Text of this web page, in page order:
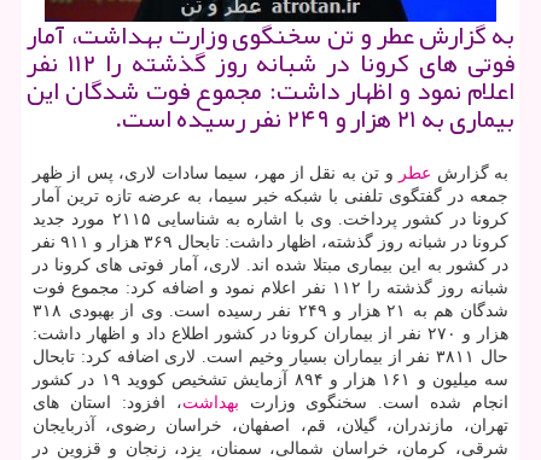
به گزارش عطر و تن سخنگوی وزارت بهداشت، آمار
فوتی های كرونا در شبانه روز گذشته را ۱۱۲ نفر
اعلام نمود و اظهار داشت: مجموع فوت شدگان این
بیماری به ۲۱ هزار و ۲۴۹ نفر رسیده است.
به گزارش عطر و تن به نقل از مهر، سیما سادات لاری، پس از ظهر
جمعه در گفتگوی تلفنی با شبکه خبر سیما، به عرضه تازه ترین آمار
کرونا در کشور پرداخت. وی با اشاره به شناسایی ۲۱۱۵ مورد جدید
کرونا در شبانه روز گذشته، اظهار داشت: تابحال ۳۶۹ هزار و ۹۱۱ نفر
در کشور به این بیماری مبتلا شده اند. لاری، آمار فوتی های کرونا در
شبانه روز گذشته را ۱۱۲ نفر اعلام نمود و اضافه کرد: مجموع فوت
شدگان هم به ۲۱ هزار و ۲۴۹ نفر رسیده است. وی از بهبودی ۳۱۸
هزار و ۲۷۰ نفر از بیماران کرونا در کشور اطلاع داد و اظهار داشت:
حال ۳۸۱۱ نفر از بیماران بسیار وخیم است. لاری اضافه کرد: تابحال
سه میلیون و ۱۶۱ هزار و ۸۹۴ آزمایش تشخیص کووید ۱۹ در کشور
انجام شده است. سخنگوی وزارت بهداشت، افزود: استان های
تهران، مازندران، گیلان، قم، اصفهان، خراسان رضوی، آذربایجان
شرقی، کرمان، خراسان شمالی، سمنان، یزد، زنجان و قزوین در